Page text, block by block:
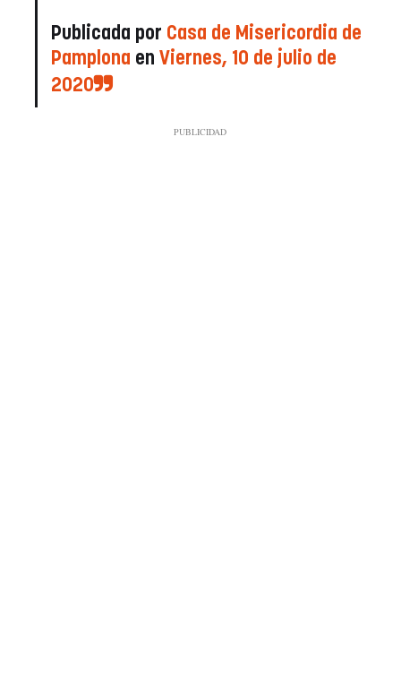
Publicada por Casa de Misericordia de
Pamplona en Viernes, 10 de julio de
2020